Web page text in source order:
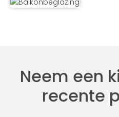
Neem een
recente